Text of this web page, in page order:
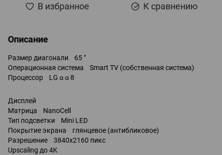
В избранное К сравнению
Описание
Размер диагонали 65 "
Операционная система Smart TV (собственная система)
Процессор LG α α 8
Дисплей
Матрица NanoCell
Тип подсветки Mini LED
Покрытие экрана глянцевое (антибликовое)
Разрешение 3840x2160 пикс
Upscaling до 4K